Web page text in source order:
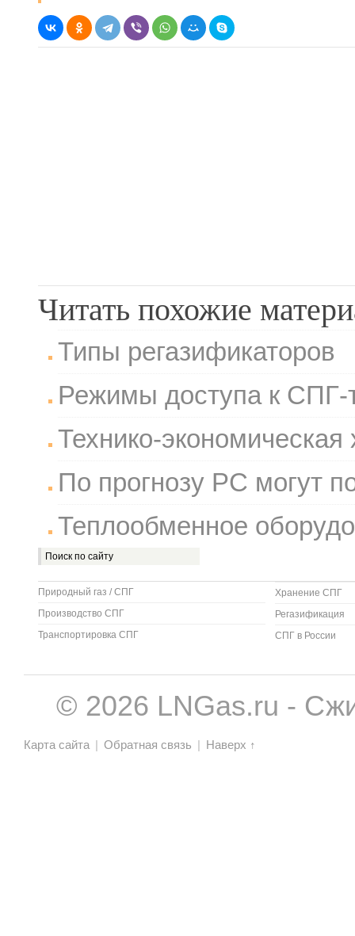
Читать похожие
Типы регазификаторов
Режимы доступа к
Технико-
По прогнозу РС могут
Теплообменное
Природный газ / СПГ
Производство СПГ
Транспортировка СПГ
Хранение СПГ
Регазификация
СПГ в России
© 2026 LNGas.ru -
Карта сайта Обратная связь Наверх ↑